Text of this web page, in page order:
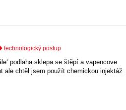
technologický postup
podlaha sklepa se štěpí a vapencove
ale chtěl jsem použít chemickou injektáž